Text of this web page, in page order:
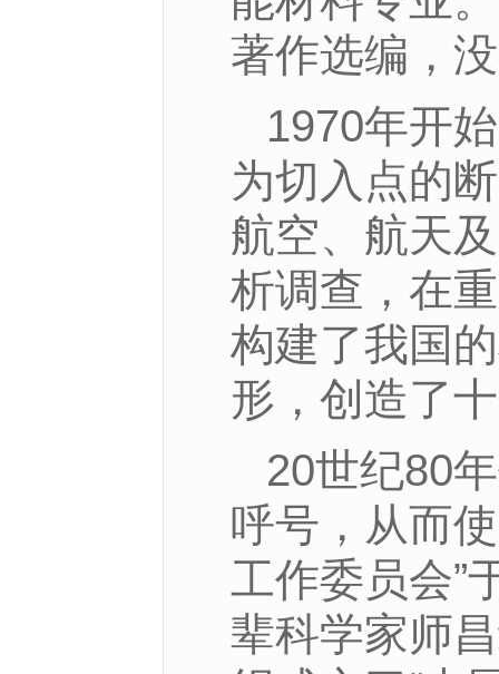
著作选编，
1970年开
为切入点的
航空、航天
析调查，在
构建了我国
形，创造了
20世纪80
呼号，从而
工作委员会”
辈科学家师